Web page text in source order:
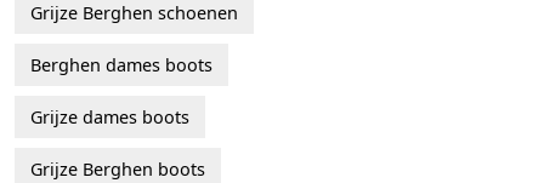
Grijze Berghen schoenen
Berghen dames boots
Grijze dames boots
Grijze Berghen boots